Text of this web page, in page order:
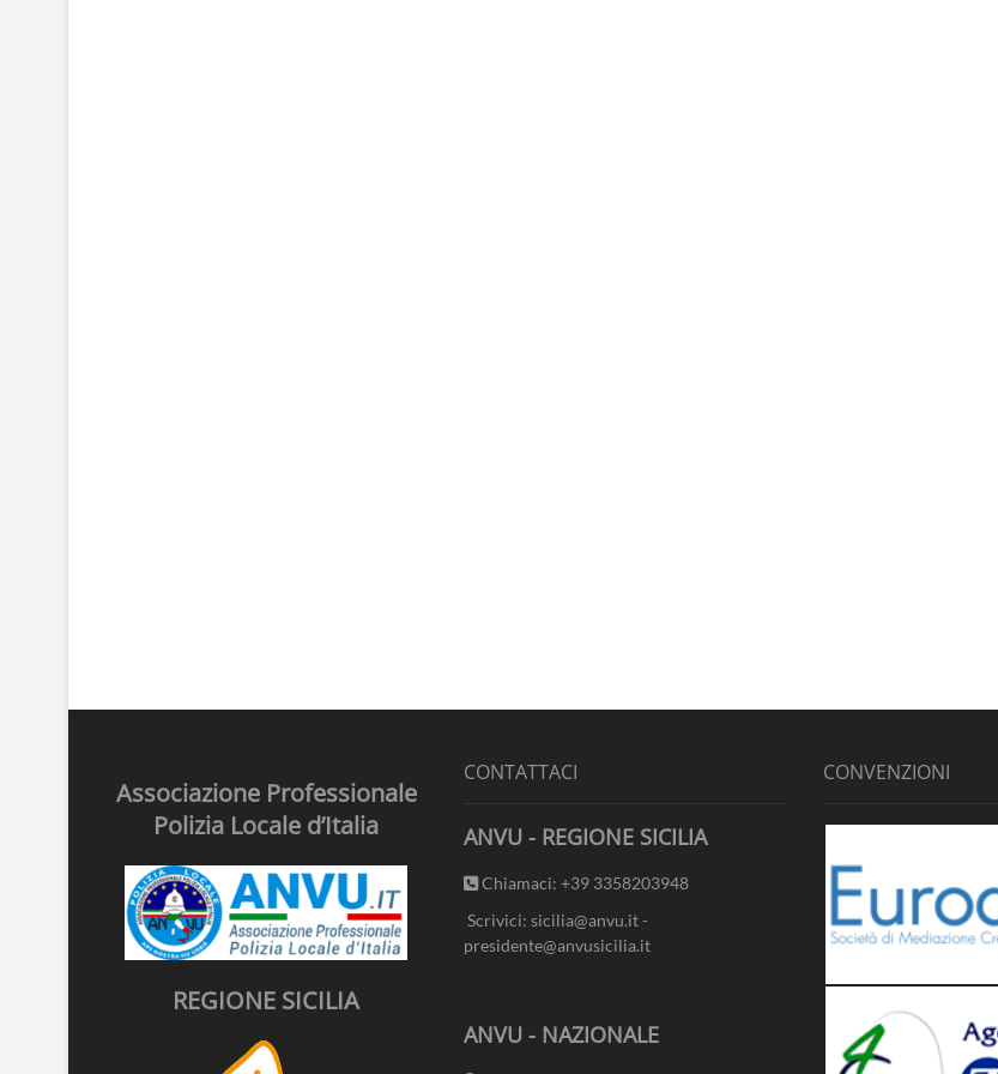
Associazione Professionale
Polizia Locale d’Italia
REGIONE SICILIA
CONTATTACI
ANVU - REGIONE SICILIA
Chiamaci: +39 3358203948
Scrivici: sicilia@anvu.it -
presidente@anvusicilia.it
ANVU - NAZIONALE
CONVENZIONI